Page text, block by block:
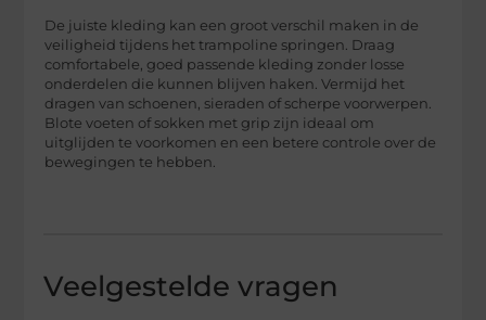
De juiste kleding kan een groot verschil maken in de
veiligheid tijdens het trampoline springen. Draag
comfortabele, goed passende kleding zonder losse
onderdelen die kunnen blijven haken. Vermijd het
dragen van schoenen, sieraden of scherpe voorwerpen.
Blote voeten of sokken met grip zijn ideaal om
uitglijden te voorkomen en een betere controle over de
bewegingen te hebben.
Veelgestelde vragen